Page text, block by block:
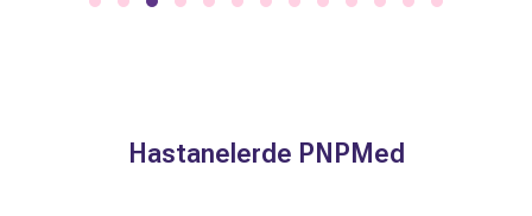
Hastanelerde PNPMed